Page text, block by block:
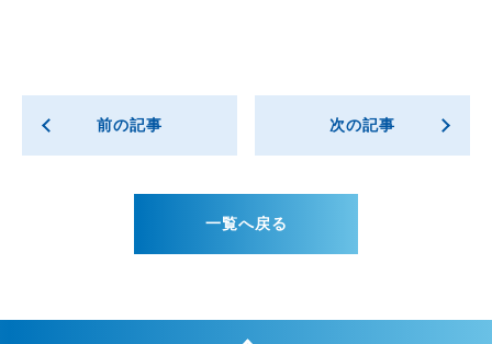
前の記事
一覧へ戻る
次の記事